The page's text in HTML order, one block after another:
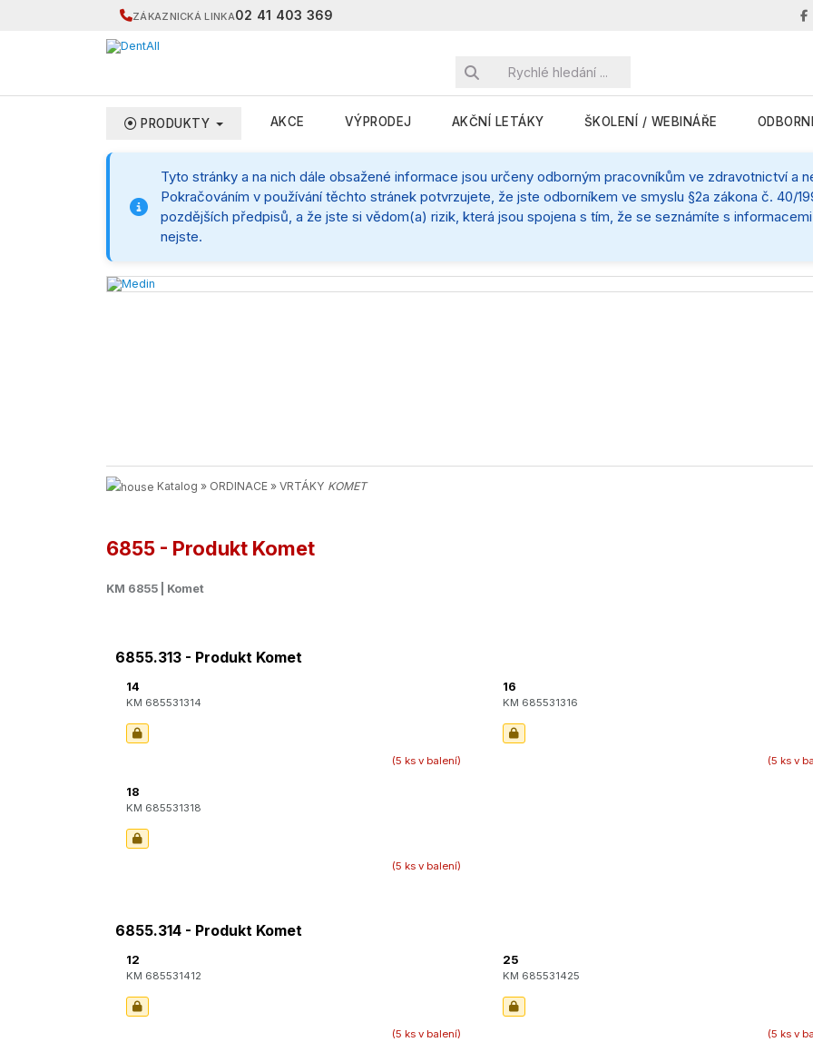
ZÁKAZNICKÁ LINKA02 41 403 369
PRODUKTY AKCE VÝPRODEJ AKČNÍ LETÁKY ŠKOLENÍ / WEBINÁŘE
Tyto stránky a na nich dále obsažené informace jsou určeny odborným pracovníkům ve zdravotnictví a
Pokračováním v používání těchto stránek potvrzujete, že jste odborníkem ve smyslu §2a zákona č. 40/
pozdějších předpisů, a že jste si vědom(a) rizik, která jsou spojena s tím, že se seznámíte s
nejste.
Katalog » ORDINACE » VRTÁKY KOMET
6855 - Produkt Komet
KM 6855 | Komet
6855.313 - Produkt Komet
14
KM 685531314
(5 ks v balení)
16
KM 685531316
(5 ks v
18
KM 685531318
(5 ks v balení)
6855.314 - Produkt Komet
12
KM 685531412
(5 ks v balení)
25
KM 685531425
(5 ks v